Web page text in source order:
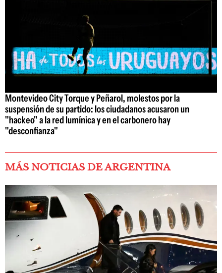
Montevideo City Torque y Peñarol, molestos por la
suspensión de su partido: los ciudadanos acusaron un
"hackeo" a la red lumínica y en el carbonero hay
"desconfianza"
MÁS NOTICIAS DE ARGENTINA